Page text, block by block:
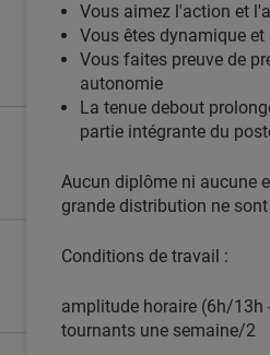
Vous aimez l'action et
Vous êtes dynamique
Vous faites preuve de
autonomie
La tenue debout
partie intégrante du
Aucun diplôme ni aucune
grande distribution ne sont
Conditions de travail :
amplitude horaire (6h/13h
tournants une semaine/2